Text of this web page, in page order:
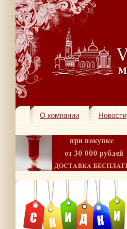
О компании Новости